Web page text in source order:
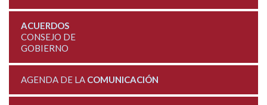
ACUERDOS
CONSEJO DE
GOBIERNO
AGENDA DE LA COMUNICACIÓN